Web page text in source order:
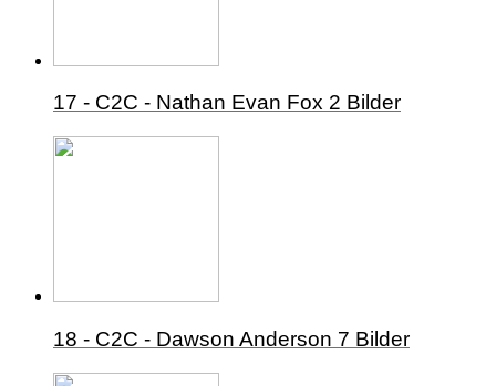
17 - C2C - Nathan Evan Fox 2 Bilder
18 - C2C - Dawson Anderson 7 Bilder